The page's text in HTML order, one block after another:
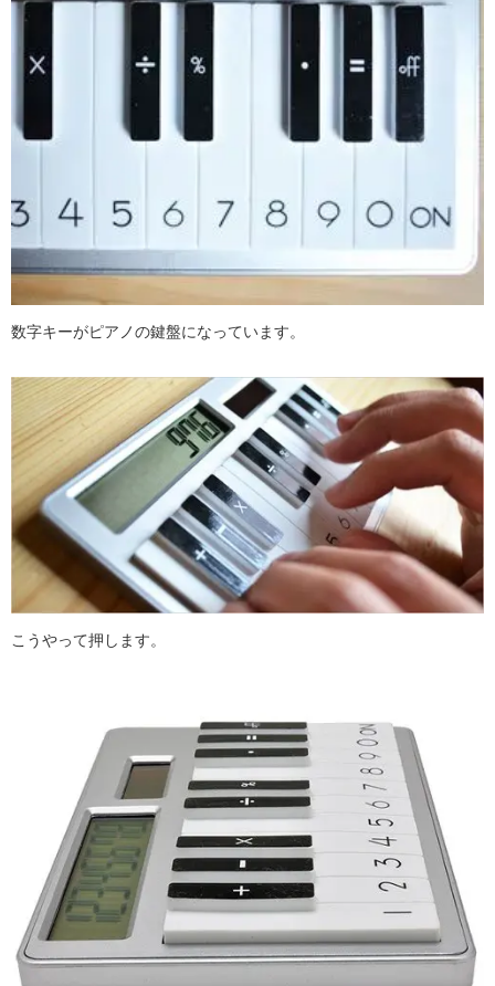
数字キーがピアノの鍵盤になっています。
こうやって押します。